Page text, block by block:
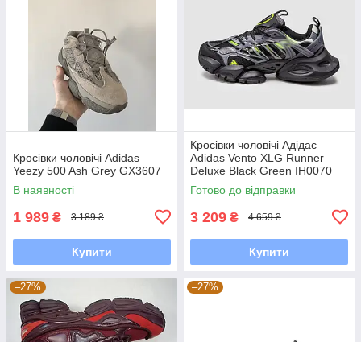
Кросівки чоловічі Adidas
Yeezy 500 Ash Grey GX3607
В наявності
1 989 ₴ 3 189 ₴
Купити
Кросівки чоловічі Адідас
Adidas Vento XLG Runner
Deluxe Black Green IH0070
Готово до відправки
3 209 ₴ 4 659 ₴
Купити
–27% –27%